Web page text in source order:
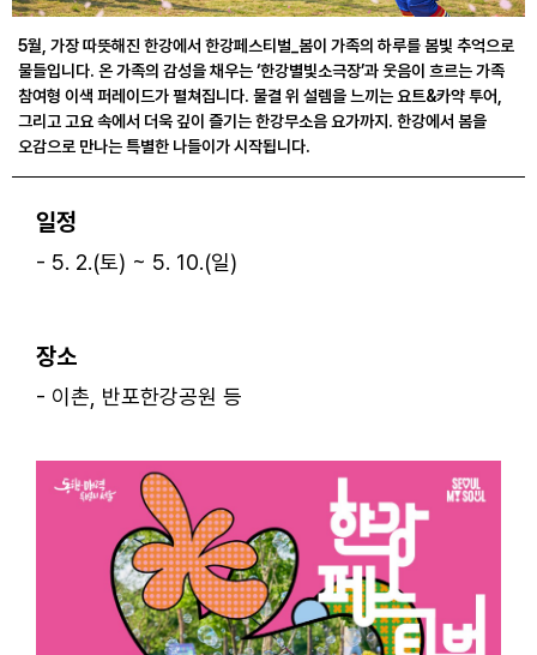
5월, 가장 따뜻해진 한강에서 한강페스티벌_봄이 가족의 하루를 봄빛 추억으로
물들입니다. 온 가족의 감성을 채우는 ‘한강별빛소극장’과 웃음이 흐르는 가족
참여형 이색 퍼레이드가 펼쳐집니다. 물결 위 설렘을 느끼는 요트&카약 투어,
그리고 고요 속에서 더욱 깊이 즐기는 한강무소음 요가까지. 한강에서 봄을
오감으로 만나는 특별한 나들이가 시작됩니다.
일정
- 5. 2.(토) ~ 5. 10.(일)
장소
- 이촌, 반포한강공원 등